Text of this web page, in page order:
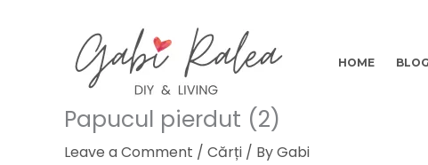
HOME BLOG
Papucul pierdut (2)
Leave a Comment / Cărți / ByGabi